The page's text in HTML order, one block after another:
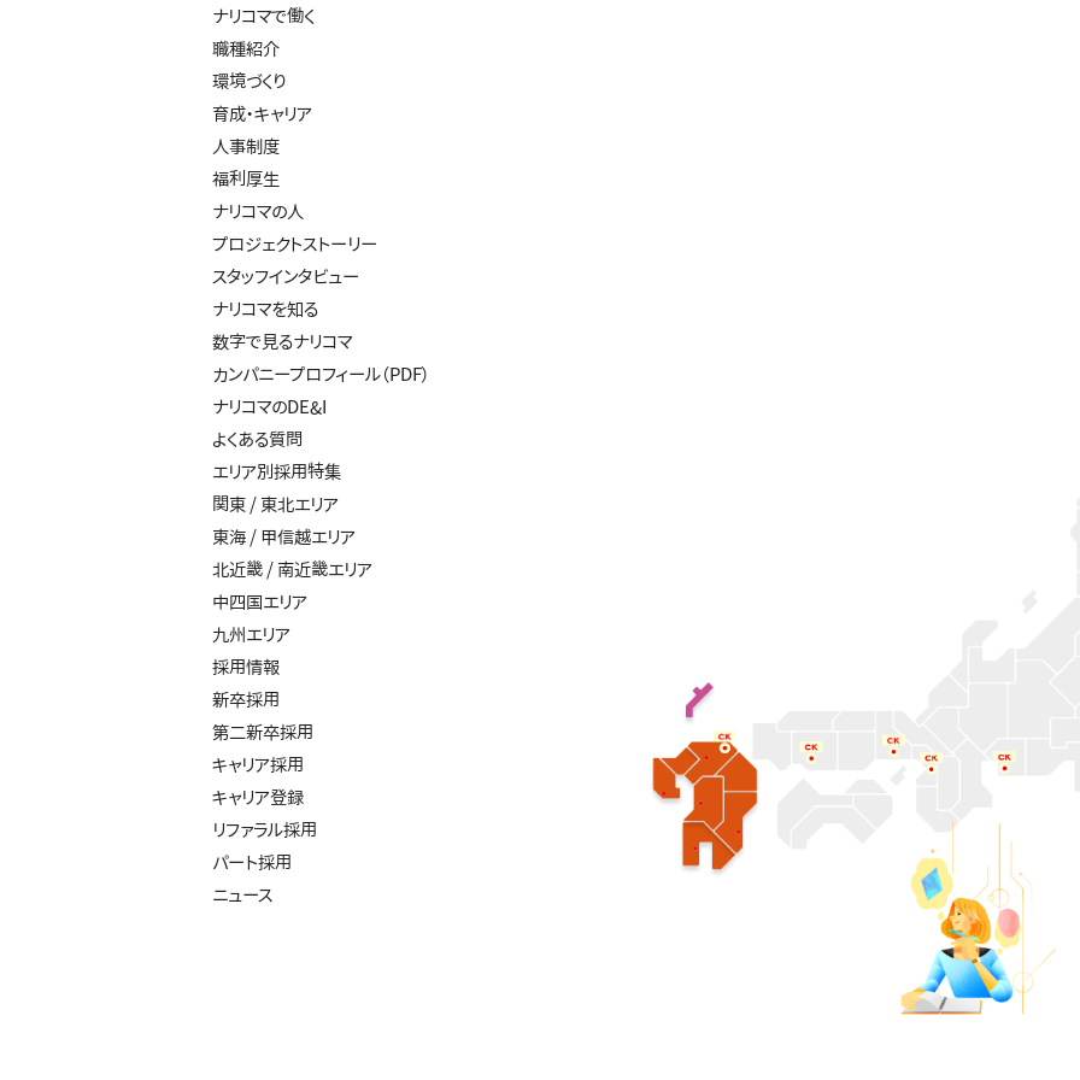
ナリコマで働く
職種紹介
環境づくり
育成・キャリア
人事制度
福利厚生
ナリコマの人
プロジェクトストーリー
スタッフインタビュー
ナリコマを知る
数字で見るナリコマ
カンパニープロフィール（PDF）
ナリコマのDE&I
よくある質問
エリア別採用特集
関東 / 東北エリア
東海 / 甲信越エリア
北近畿 / 南近畿エリア
中四国エリア
九州エリア
採用情報
新卒採用
第二新卒採用
キャリア採用
キャリア登録
リファラル採用
パート採用
ニュース